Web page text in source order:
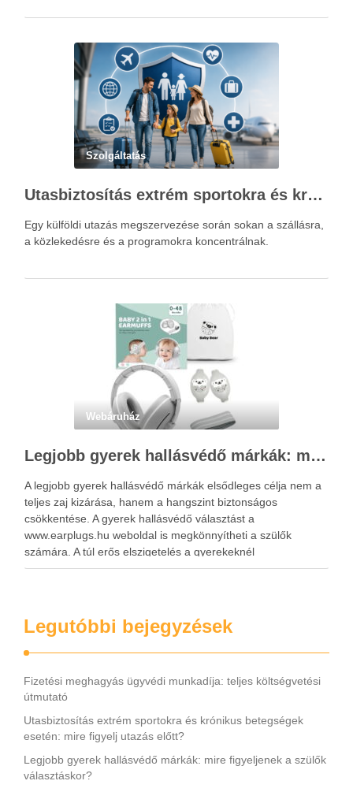
Szolgáltatás
Utasbiztosítás extrém sportokra és krónikus betegségek esetén: mire figyelj utazás előtt?
Egy külföldi utazás megszervezése során sokan a szállásra,
a közlekedésre és a programokra koncentrálnak.
Webáruház
Legjobb gyerek hallásvédő márkák: mire figyeljenek a szülők választáskor?
A legjobb gyerek hallásvédő márkák elsődleges célja nem a
teljes zaj kizárása, hanem a hangszint biztonságos
csökkentése. A gyerek hallásvédő választást a
www.earplugs.hu weboldal is megkönnyítheti a szülők
számára. A túl erős elszigetelés a gyerekeknél
kényelmetlenséget, félelmet vagy dezorientáltságot is
Legutóbbi bejegyzések
Fizetési meghagyás ügyvédi munkadíja: teljes költségvetési
útmutató
Utasbiztosítás extrém sportokra és krónikus betegségek
esetén: mire figyelj utazás előtt?
Legjobb gyerek hallásvédő márkák: mire figyeljenek a szülők
választáskor?